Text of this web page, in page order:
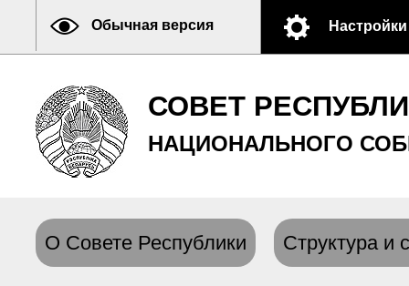
Обычная версия Настройки
СОВЕТ
НАЦИОНАЛЬНОГО
О Совете Республики Структура и